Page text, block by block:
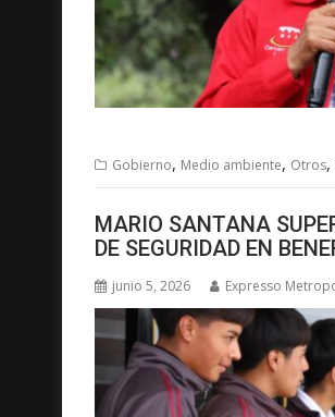
Gobierno, Medio ambiente, Otros,
MARIO SANTANA
DE SEGURIDAD EN
junio 5, 2026 Expresso